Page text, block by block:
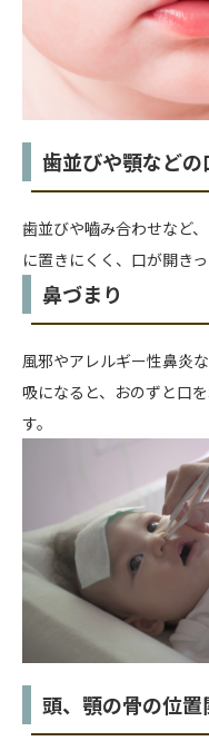
歯並びや顎など
歯並びや嚙み合わせなど
に置きにくく、口が開き
鼻づまり
風邪やアレルギー性鼻炎
吸になると、おのずと口
す。
頭、顎の骨の位置